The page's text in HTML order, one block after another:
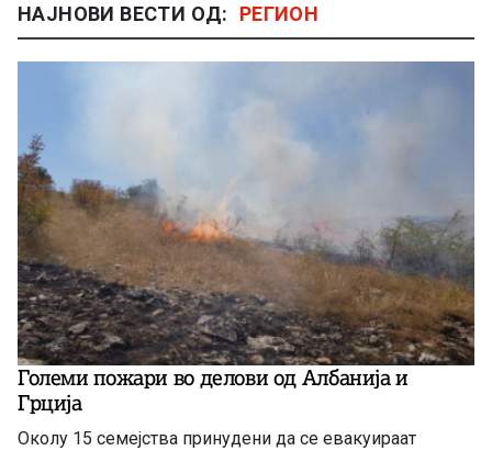
НАЈНОВИ ВЕСТИ ОД: РЕГИОН
Големи пожари во делови од Албанија и
Грција
Околу 15 семејства принудени да се евакуираат